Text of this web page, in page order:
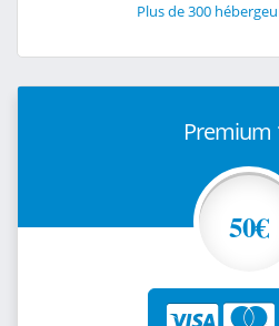
Plus de 300
Premium
50€